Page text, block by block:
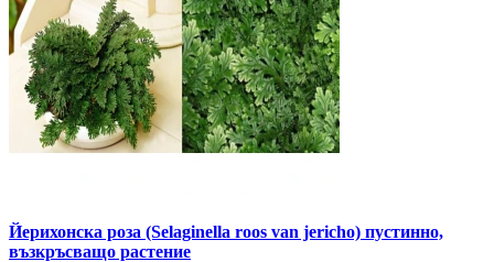
Йерихонска роза (Selaginella roos van jericho) пустинно,
възкръсващо растение